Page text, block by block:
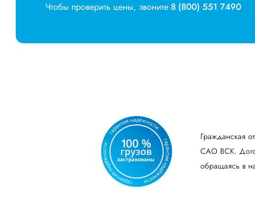
Чтобы проверить цены, звоните 8 (800) 551 7490
Гражданская
САО ВСК.
обращаясь в